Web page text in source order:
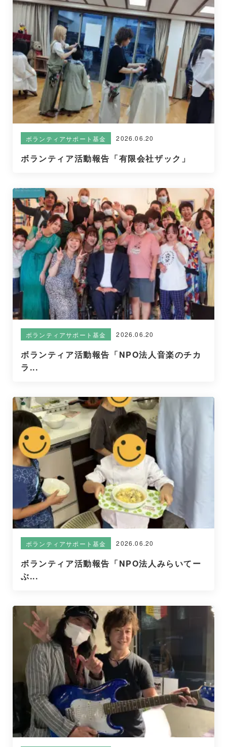
ボランティアサポート基金 2026.06.20
ボランティア活動報告「有限会社ザック」
ボランティアサポート基金 2026.06.20
ボランティア活動報告「NPO法人音楽のチカ
ラ...
ボランティアサポート基金 2026.06.20
ボランティア活動報告「NPO法人みらいてー
ぶ...